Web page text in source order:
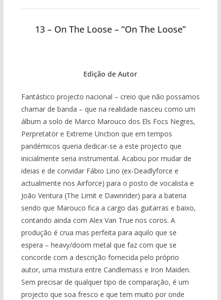
13 – On The Loose – “On The Loose”
Edição de Autor
Fantástico projecto nacional – creio que não possamos
chamar de banda – que na realidade nasceu como um
álbum a solo de Marco Marouco dos Els Focs Negres,
Perpretatör e Extreme Unction que em tempos
pandémicos queria dedicar-se a este projecto que
inicialmente seria instrumental. Acabou por mudar de
ideias e de convidar Fábio Lino (ex-Deadlyforce e
actualmente nos Airforce) para o posto de vocalista e
João Ventura (The Limit e Dawnrider) para a bateria
sendo que Marouco fica a cargo das guitarras e baixo,
contando ainda com Alex Van True nos coros. A
produção é crua mas perfeita para aquilo que se
espera – heavy/doom metal que faz com que se
concorde com a descrição fornecida pelo próprio
autor, uma mistura entre Candlemass e Iron Maiden.
Sem precisar de qualquer tipo de comparação, é um
projecto que soa fresco e que tem muito por onde